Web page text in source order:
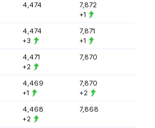
4,474
7,872
+1
4,474
+3
7,871
+1
4,471
+2
7,870
4,469
+1
7,870
+2
4,468
+2
7,868